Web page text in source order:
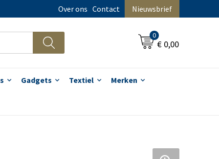
Over ons Contact Nieuwsbrief
0
€ 0,00
Gadgets Textiel Merken